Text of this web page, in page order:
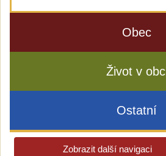
Obec
Život v
Ostatní
Zobrazit další navigaci